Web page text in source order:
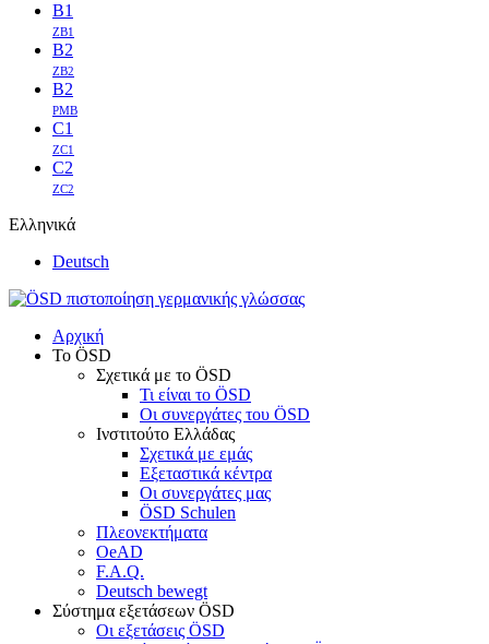
B1
ZB1
B2
ZB2
B2
PMB
C1
ZC1
C2
ZC2
Ελληνικά
Deutsch
Αρχική
Το ÖSD
Σχετικά με το ÖSD
Τι είναι το ÖSD
Οι συνεργάτες του ÖSD
Ινστιτούτο Ελλάδας
Σχετικά με εμάς
Εξεταστικά κέντρα
Οι συνεργάτες μας
ÖSD Schulen
Πλεονεκτήματα
OeAD
F.A.Q.
Deutsch bewegt
Σύστημα εξετάσεων ÖSD
Οι εξετάσεις ÖSD